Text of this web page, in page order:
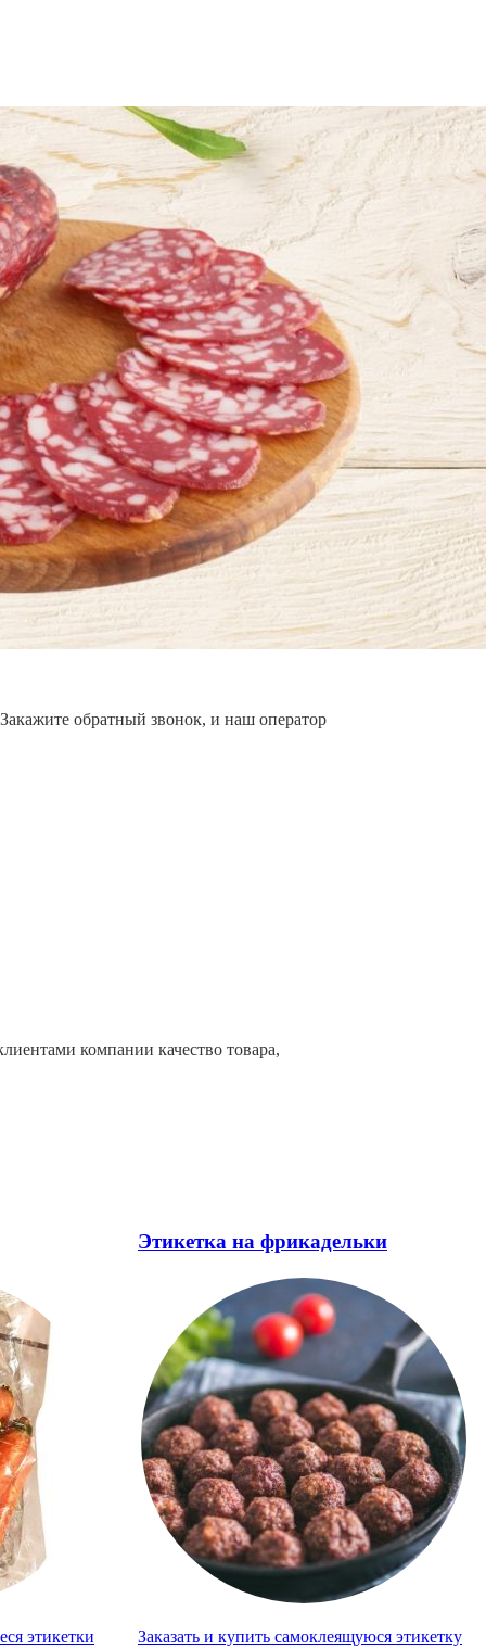
обратный звонок, и наш оператор
компании качество товара,
этикетки
Этикетка на фрикадельки
Заказать и купить самоклеящуюся этикетку